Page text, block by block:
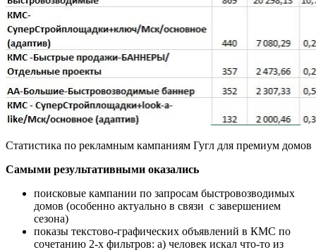
Статистика по рекламным кампаниям Гугл для премиум домов
Самыми результативными оказались
поисковые кампании по запросам быстровозводимых
домов (особенно актуально в связи с завершением
сезона)
показы текстово-графических объявлений в КМС по
сочетанию 2-х фильтров: а) человек искал что-то из